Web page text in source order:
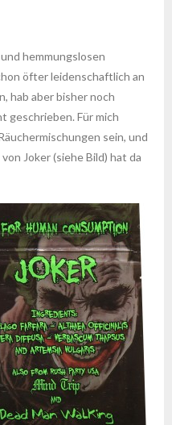
hemmungslosen
öfter leidenschaftlich an
hab aber bisher noch
geschrieben. Für mich
sein, und
Joker (siehe Bild) hat da